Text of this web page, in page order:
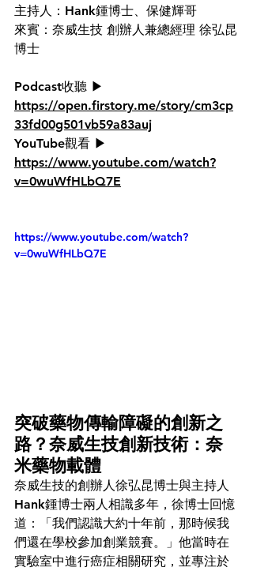
主持人：Hank鍾博士、保健輝哥
來賓：奈威生技 創辦人兼總經理 徐弘昆
博士
Podcast收聽 ▶
https://open.firstory.me/story/cm3cp
33fd00g501vb59a83auj
YouTube觀看 ▶
https://www.youtube.com/watch?
v=0wuWfHLbQ7E
https://www.youtube.com/watch?
v=0wuWfHLbQ7E
突破藥物傳輸障礙的創新之
路？奈威生技創新技術：奈
米藥物載體
奈威生技的創辦人徐弘昆博士與主持人
Hank鍾博士兩人相識多年，徐博士回憶
道：「我們認識大約十年前，那時候我
們還在學校參加創業競賽。」他當時在
實驗室中進行癌症相關研究，並專注於